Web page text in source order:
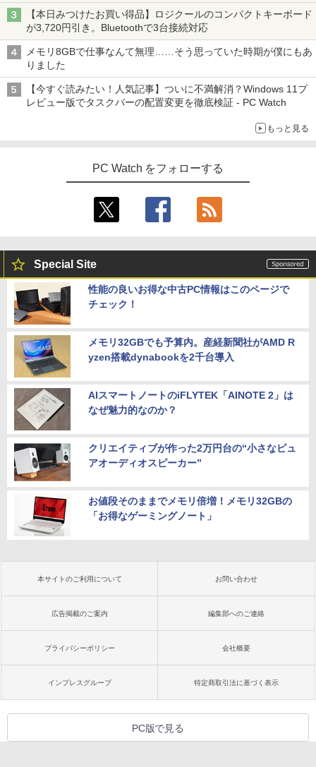
パソコン win11 office付・整備済み品・
メモリ8GB / 高速SSD搭載 / Webカメラ /
HDMI・VGA / WiFi / 超軽量モバイルノー
ト ・初期設定不要
ire Max 11(2023年発売) グレー B0B2SD
￥19,980
WPS office付き Windows11 初期設定済
み HP EliteBook 820G3 WEBカメラ搭載
整備済み ネット閲覧 メール用 初心者向
け 薄型軽量 持ち便利 中古パソコン ノー
トパソコン中古 ノートPC 安心保証
「楽天ランキング1位」 デスクトップパ
ソコン Windows11 Office付き パソコン
新品｜インテル 第14世代 Core i5-4590 i
リ 8～64GB DDR4/5｜ デスクトップPC
2年保証 激安 高性能 ゲーム 本体のみ PC
高スペッ 初期設定済み
【今だけP10倍！大量還元！】一体型デ
第2世代Core i5 Windows11搭載 Office
付き メモリ8GB SSD256GB 初期設定済
者向け 高性能PC 新品
￥39,900
新生活応援 7点 セット ゲーミングPC ゲ
ーミングパソコン デスクトップパソコン
GeForce RTX5060 Ryzen7 5700X Wind
B〜32GB eスポーツ ゲーム デスクトッ
プPC パソコン モニター
＼本日限定500円値下げ／＼楽天1位！20
26年最新の超軽量超薄型／モバイルモニ
ター 15.6インチ フルHD 4K 144Hz タッ
デル選択 非光沢 IPSパネル Type-C HDM
I 軽量 薄型 リモートワーク ディスプレイ
持ち運び ポータブルモニター
I.O DATA アイオーデータ/ゲーミングモ
ニター23.8インチ/GigaCrysta/EX-LDGC
243HDB/138S0214285Q/Bランク/81
【中古】
4
アンダーニンジャ（18） 【電子書籍】[
花沢健吾 ]
￥792
セット （ボニータ・コミックス） [ トマ
￥5,280
【本日みつけたお買い得品】ロジクールのコンパクトキーボード
が3,720円引き。Bluetoothで3台接続対応
メモリ8GBで仕事なんて無理……そう思っていた時期が僕にもあ
りました
【今すぐ読みたい！人気記事】ついに不満解消？Windows 11プ
レビュー版でタスクバーの配置変更を徹底検証 - PC Watch
もっと見る
PC Watch をフォローする
Special Site
性能の良いお得な中古PC情報はこのページで
チェック！
メモリ32GBでも予算内。産経新聞社がAMD R
yzen搭載dynabookを2千台導入
AIスマートノートのiFLYTEK「AINOTE 2」は
なぜ魅力的なのか？
クリエイティブが作った2万円台の“小さなピュ
アオーディオスピーカー”
お値段そのままでメモリ倍増！メモリ32GBの
「お得なゲーミングノート」
本サイトのご利用について お問い合わせ
広告掲載のご案内 編集部へのご連絡
プライバシーポリシー 会社概要
インプレスグループ 特定商取引法に基づく表示
PC版で見る